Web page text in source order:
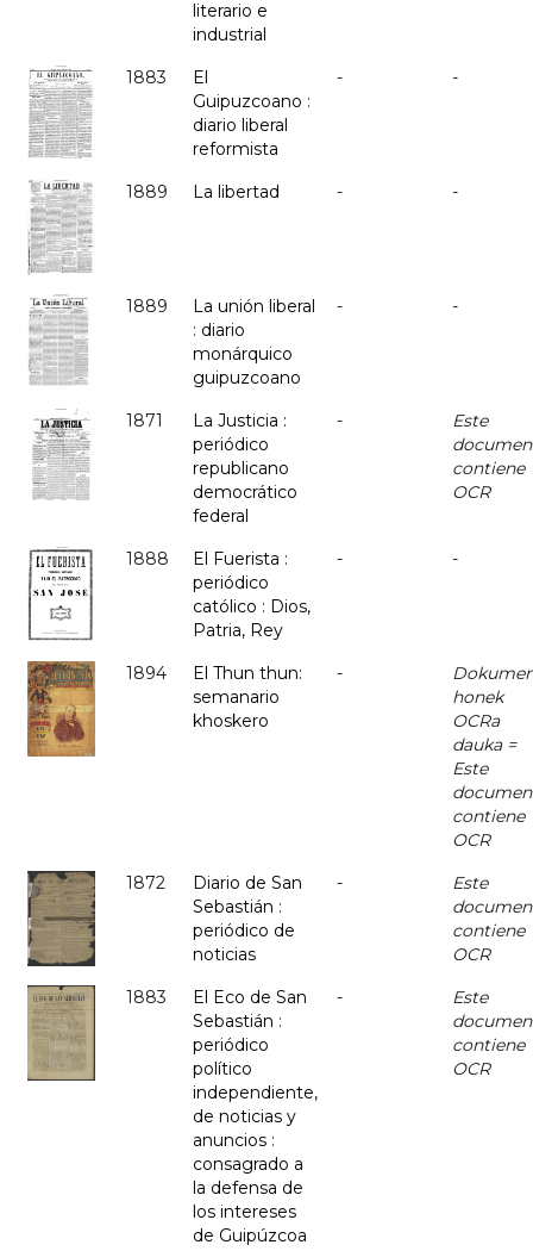
literario e
industrial
1883
El
Guipuzcoano :
diario liberal
reformista
- -
1889 La libertad - -
1889
La unión liberal
: diario
monárquico
guipuzcoano
- -
1871
La Justicia :
periódico
republicano
democrático
federal
-
Este
contiene
OCR
1888
El Fuerista :
periódico
católico : Dios,
Patria, Rey
- -
1894
El Thun thun:
semanario
khoskero
-
honek
OCRa
dauka =
Este
contiene
OCR
1872
Diario de San
Sebastián :
periódico de
noticias
-
Este
contiene
OCR
1883
El Eco de San
Sebastián :
periódico
político
independiente,
de noticias y
anuncios :
consagrado a
la defensa de
los intereses
de Guipúzcoa
-
Este
contiene
OCR